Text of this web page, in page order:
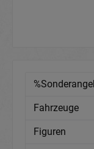
Fahrzeuge
Figuren